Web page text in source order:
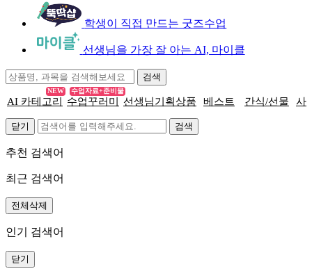
학생이 직접 만드는 굿즈수업
선생님을 가장 잘 아는 AI, 마이클
AI 카테고리
NEW
수업꾸러미
수업자료+준비물
선생님기획상품 베스트 간식/선물 사
닫기
추천 검색어
최근 검색어
전체삭제
인기 검색어
닫기